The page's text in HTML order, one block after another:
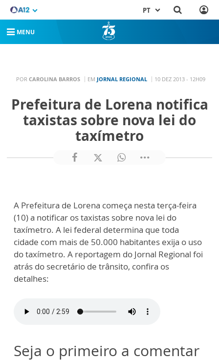
PT
MENU
POR CAROLINA BARROS EM JORNAL REGIONAL 10 DEZ 2013 - 12H09
Prefeitura de Lorena notifica
taxistas sobre nova lei do
taxímetro
A Prefeitura de Lorena começa nesta terça-feira
(10) a notificar os taxistas sobre nova lei do
taxímetro. A lei federal determina que toda
cidade com mais de 50.000 habitantes exija o uso
do taxímetro. A reportagem do Jornal Regional foi
atrás do secretário de trânsito, confira os
detalhes:
Seja o primeiro a comentar